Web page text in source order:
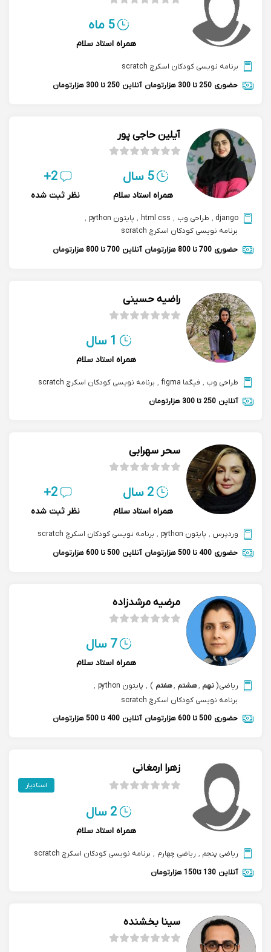
5 ماه
همراه استاد سلام
برنامه نویسی کودکان اسکرچ scratch
حضوری 250 تا 300 هزارتومان آنلاین 250 تا 300 هزارتومان
آیلین حاجی پور
5 سال
همراه استاد سلام
2+
نظر ثبت شده
django
, طراحی وب ,
html css
, پایتون python
,
برنامه نویسی کودکان اسکرچ scratch
حضوری 700 تا 800 هزارتومان آنلاین 700 تا 800 هزارتومان
راضیه حسینی
1 سال
همراه استاد سلام
طراحی وب , فیگما figma , برنامه نویسی کودکان اسکرچ scratch
آنلاین 250 تا 300 هزارتومان
سحر سهرابی
2 سال
همراه استاد سلام
2+
نظر ثبت شده
وردپرس , پایتون python , برنامه نویسی کودکان اسکرچ scratch
حضوری 400 تا 500 هزارتومان آنلاین 500 تا 600 هزارتومان
مرضیه مرشدزاده
7 سال
همراه استاد سلام
ریاضی(نهم ,هشتم ,هفتم )
, پایتون python
,
برنامه نویسی کودکان اسکرچ scratch
حضوری 500 تا 600 هزارتومان آنلاین 400 تا 500 هزارتومان
زهرا ارمغانی
استادیار
2 سال
همراه استاد سلام
ریاضی پنجم , ریاضی چهارم , برنامه نویسی کودکان اسکرچ scratch
آنلاین 130 تا150 هزارتومان
سینا بخشنده